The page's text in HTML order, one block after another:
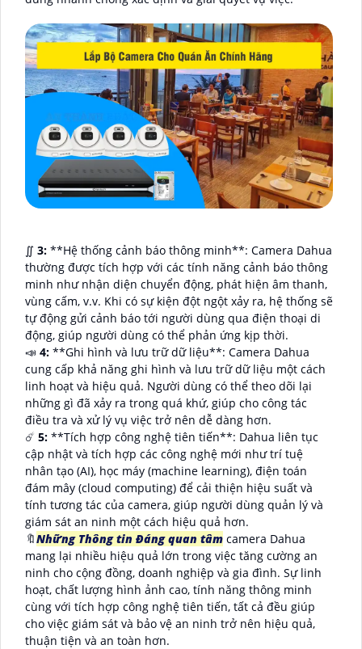
∬ 3: **Hệ thống cảnh báo thông minh**: Camera Dahua
thường được tích hợp với các tính năng cảnh báo thông
minh như nhận diện chuyển động, phát hiện âm thanh,
vùng cấm, v.v. Khi có sự kiện đột ngột xảy ra, hệ thống sẽ
tự động gửi cảnh báo tới người dùng qua điện thoại di
động, giúp người dùng có thể phản ứng kịp thời.
📣 4: **Ghi hình và lưu trữ dữ liệu**: Camera Dahua
cung cấp khả năng ghi hình và lưu trữ dữ liệu một cách
linh hoạt và hiệu quả. Người dùng có thể theo dõi lại
những gì đã xảy ra trong quá khứ, giúp cho công tác
điều tra và xử lý vụ việc trở nên dễ dàng hơn.
☄️ 5: **Tích hợp công nghệ tiên tiến**: Dahua liên tục
cập nhật và tích hợp các công nghệ mới như trí tuệ
nhân tạo (AI), học máy (machine learning), điện toán
đám mây (cloud computing) để cải thiện hiệu suất và
tính tương tác của camera, giúp người dùng quản lý và
giám sát an ninh một cách hiệu quả hơn.
🔖Những Thông tin Đáng quan tâm camera Dahua
mang lại nhiều hiệu quả lớn trong việc tăng cường an
ninh cho cộng đồng, doanh nghiệp và gia đình. Sự linh
hoạt, chất lượng hình ảnh cao, tính năng thông minh
cùng với tích hợp công nghệ tiên tiến, tất cả đều giúp
cho việc giám sát và bảo vệ an ninh trở nên hiệu quả,
thuận tiện và an toàn hơn.